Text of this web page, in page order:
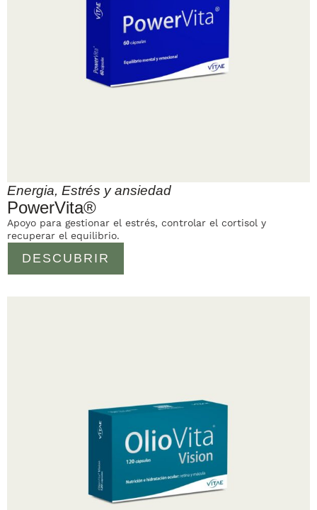
Energia, Estrés y ansiedad
PowerVita®
DESCUBRIR
Apoyo para gestionar el estrés, controlar el cortisol y
recuperar el equilibrio.